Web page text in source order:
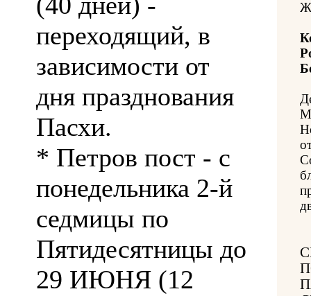
переходящий, в
зависимости от
дня празднования
Пасхи.
* Петров пост - с
понедельника 2-й
седмицы по
Пятидесятницы до
29 ИЮНЯ (12